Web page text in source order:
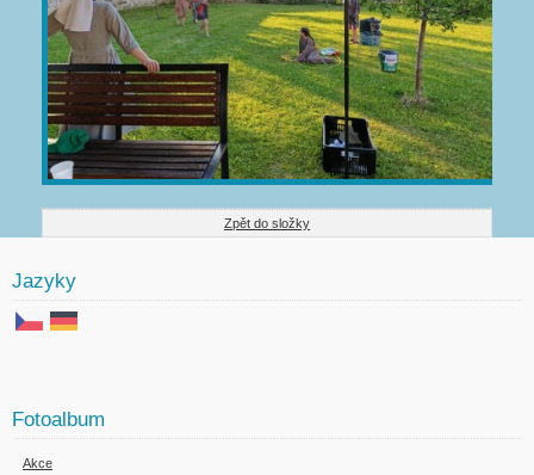
Zpět do složky
Jazyky
Fotoalbum
Akce